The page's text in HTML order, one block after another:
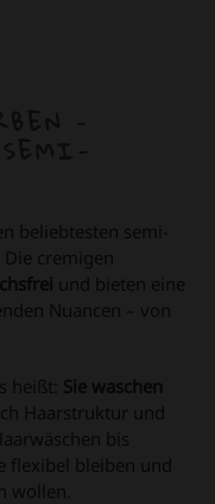
beliebtesten semi-
cremigen
und bieten eine
Nuancen – von
heißt: Sie waschen
Haarstruktur und
bis
flexibel bleiben und
wollen.